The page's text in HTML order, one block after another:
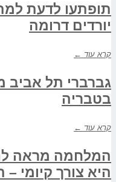
תופתעו לדעת
יורדים דרומה
קרא עוד ←
גברברי תל
בטבריה
קרא עוד ←
המלחמה מראה
היא צורך קיומי